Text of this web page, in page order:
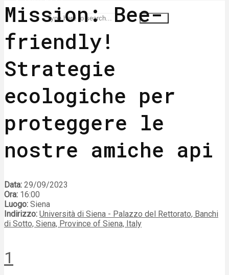
Search
Mission: Bee-
friendly!
Strategie
ecologiche per
proteggere le
nostre amiche api
Data: 29/09/2023
Ora: 16:00
Luogo: Siena
Indirizzo: Università di Siena - Palazzo del Rettorato, Banchi
di Sotto, Siena, Province of Siena, Italy
1